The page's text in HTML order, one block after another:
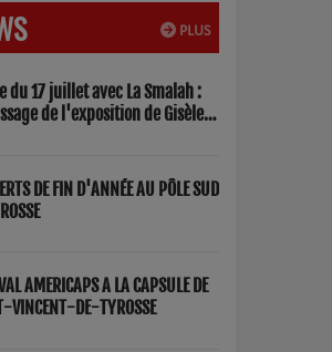
PLUS
du 17 juillet avec La Smalah :
de l'exposition de Gisèle
DE FIN D'ANNÉE AU PÔLE SUD
AMERICAPS A LA CAPSULE DE
VINCENT-DE-TYROSSE